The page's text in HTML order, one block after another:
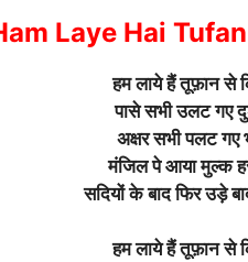
Laye Hai
हम लाये हैं तूफ़ान से
पासे सभी उलट गए
अक्षर सभी पलट
मंजिल पे आया मुल्क
सदियों के बाद फिर उड़े
हम लाये हैं तूफ़ान से